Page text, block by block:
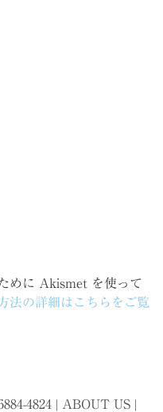
めに Akismet を使って
法の詳細はこちらをご覧
4824 | ABOUT US |